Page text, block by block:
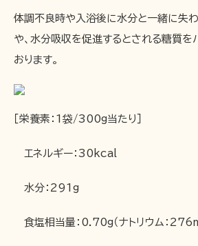
体調不良時や入浴後に水分と一緒に失わ
や、水分吸収を促進するとされる糖質を
おります。
［栄養素：1袋/300g当たり］
エネルギー：30kcal
水分：291g
食塩相当量：0.70g（ナトリウム：